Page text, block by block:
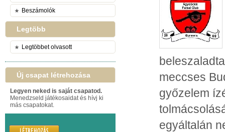
Beszámolók
Legtöbb
Legtöbbet olvasott
Új csapat létrehozása
Legyen neked is saját csapatod.
Menedzseld játékosaidat és hívj ki
más csapatokat.
meccses
győzelem
egyáltalán